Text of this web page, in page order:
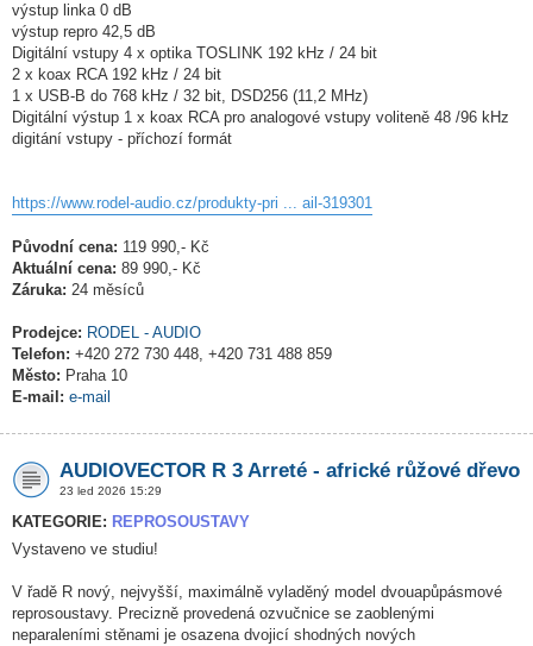
výstup linka 0 dB
výstup repro 42,5 dB
Digitální vstupy 4 x optika TOSLINK 192 kHz / 24 bit
2 x koax RCA 192 kHz / 24 bit
1 x USB-B do 768 kHz / 32 bit, DSD256 (11,2 MHz)
Digitální výstup 1 x koax RCA pro analogové vstupy voliteně 48 /96 kHz
digitání vstupy - příchozí formát
https://www.rodel-audio.cz/produkty-pri ... ail-319301
Původní cena: 119 990,- Kč
Aktuální cena: 89 990,- Kč
Záruka: 24 měsíců
Prodejce: RODEL - AUDIO
Telefon: +420 272 730 448, +420 731 488 859
Město: Praha 10
E-mail: e-mail
AUDIOVECTOR R 3 Arreté - africké růžové dřevo
23 led 2026 15:29
KATEGORIE: REPROSOUSTAVY
Vystaveno ve studiu!
V řadě R nový, nejvyšší, maximálně vyladěný model dvouapůpásmové
reprosoustavy. Precizně provedená ozvučnice se zaoblenými
neparaleními stěnami je osazena dvojicí shodných nových